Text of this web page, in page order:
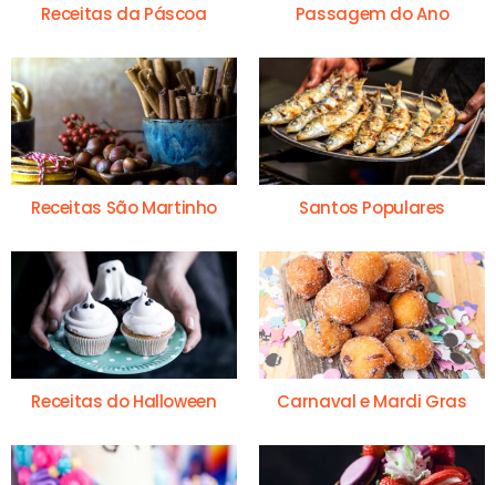
Receitas da Páscoa Passagem do Ano
Receitas São Martinho Santos Populares
Receitas do Halloween Carnaval e Mardi Gras